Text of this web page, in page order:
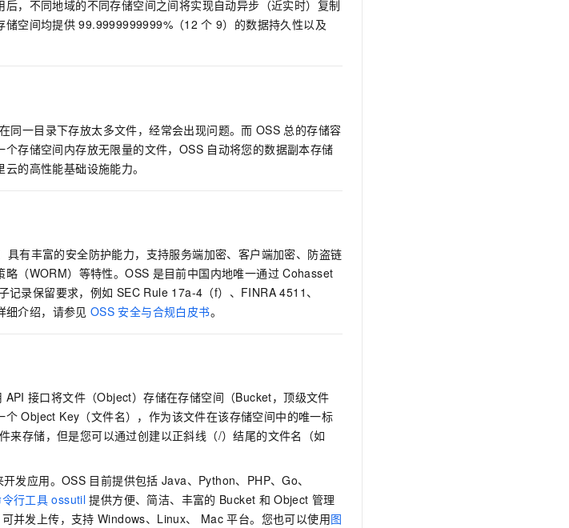
，不同地域的不同存储空间之间将实现自动异步（近实时）复制
储空间均提供 99.9999999999%（12 个 9）的数据持久性以及
同一目录下存放太多文件，经常会出现问题。而 OSS 总的存储容
存储空间内存放无限量的文件，OSS 自动将您的数据副本存储
的高性能基础设施能力。
有丰富的安全防护能力，支持服务端加密、客户端加密、防盗链
略（WORM）等特性。OSS 是目前中国内地唯一通过 Cohasset
记录保留要求，例如 SEC Rule 17a-4（f）、FINRA 4511、
细介绍，请参见 OSS 安全与合规白皮书。
API 接口将文件（Object）存储在存储空间（Bucket，顶级文件
个 Object Key（文件名），作为该文件在该存储空间中的唯一标
来存储，但是您可以通过创建以正斜线（/）结尾的文件名（如
开发应用。OSS 目前提供包括 Java、Python、PHP、Go、
行工具 ossutil 提供方便、简洁、丰富的 Bucket 和 Object 管理
并发上传，支持 Windows、Linux、 Mac 平台。您也可以使用图